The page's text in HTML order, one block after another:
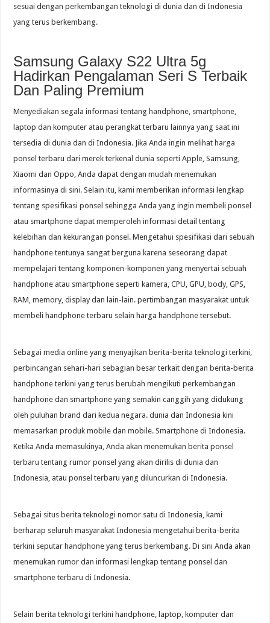
sesuai dengan perkembangan teknologi di dunia dan di Indonesia
yang terus berkembang.
Samsung Galaxy S22 Ultra 5g
Hadirkan Pengalaman Seri S Terbaik
Dan Paling Premium
Menyediakan segala informasi tentang handphone, smartphone,
laptop dan komputer atau perangkat terbaru lainnya yang saat ini
tersedia di dunia dan di Indonesia. Jika Anda ingin melihat harga
ponsel terbaru dari merek terkenal dunia seperti Apple, Samsung,
Xiaomi dan Oppo, Anda dapat dengan mudah menemukan
informasinya di sini. Selain itu, kami memberikan informasi lengkap
tentang spesifikasi ponsel sehingga Anda yang ingin membeli ponsel
atau smartphone dapat memperoleh informasi detail tentang
kelebihan dan kekurangan ponsel. Mengetahui spesifikasi dari sebuah
handphone tentunya sangat berguna karena seseorang dapat
mempelajari tentang komponen-komponen yang menyertai sebuah
handphone atau smartphone seperti kamera, CPU, GPU, body, GPS,
RAM, memory, display dan lain-lain. pertimbangan masyarakat untuk
membeli handphone terbaru selain harga handphone tersebut.
Sebagai media online yang menyajikan berita-berita teknologi terkini,
perbincangan sehari-hari sebagian besar terkait dengan berita-berita
handphone terkini yang terus berubah mengikuti perkembangan
handphone dan smartphone yang semakin canggih yang didukung
oleh puluhan brand dari kedua negara. dunia dan Indonesia kini
memasarkan produk mobile dan mobile. Smartphone di Indonesia.
Ketika Anda memasukinya, Anda akan menemukan berita ponsel
terbaru tentang rumor ponsel yang akan dirilis di dunia dan
Indonesia, atau ponsel terbaru yang diluncurkan di Indonesia.
Sebagai situs berita teknologi nomor satu di Indonesia, kami
berharap seluruh masyarakat Indonesia mengetahui berita-berita
terkini seputar handphone yang terus berkembang. Di sini Anda akan
menemukan rumor dan informasi lengkap tentang ponsel dan
smartphone terbaru di Indonesia.
Selain berita teknologi terkini handphone, laptop, komputer dan